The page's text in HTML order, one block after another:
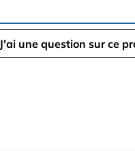
J'ai une question sur ce